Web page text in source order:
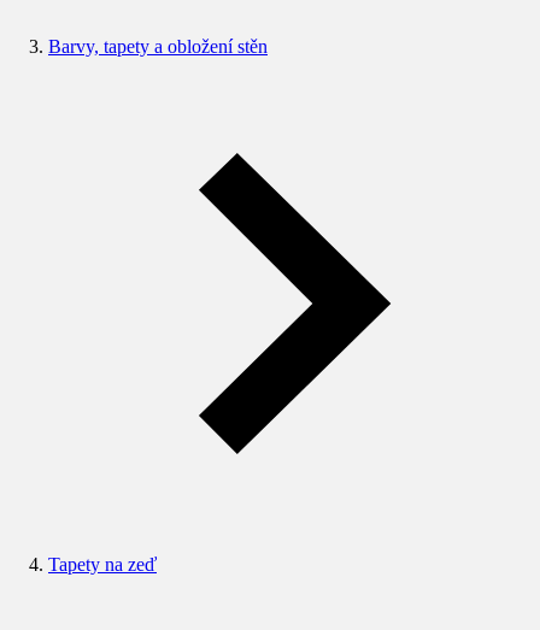
Barvy, tapety a obložení stěn
Tapety na zeď